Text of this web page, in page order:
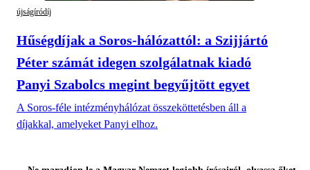
újságíródíj
Hűségdíjak a Soros-hálózattól: a Szijjártó
Péter számát idegen szolgálatnak kiadó
Panyi Szabolcs megint begyűjtött egyet
A Soros-féle intézményhálózat összeköttetésben áll a
díjakkal, amelyeket Panyi elhoz.